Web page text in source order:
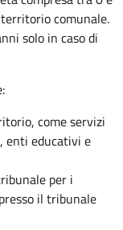
comunale.
solo in caso di
come servizi
enti educativi e
per i
il tribunale